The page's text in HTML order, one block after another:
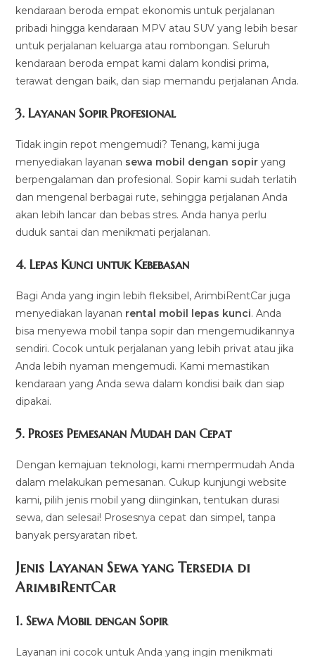
kendaraan beroda empat ekonomis untuk perjalanan
pribadi hingga kendaraan MPV atau SUV yang lebih besar
untuk perjalanan keluarga atau rombongan. Seluruh
kendaraan beroda empat kami dalam kondisi prima,
terawat dengan baik, dan siap memandu perjalanan Anda.
3.Layanan Sopir Profesional
Tidak ingin repot mengemudi? Tenang, kami juga
menyediakan layanan sewa mobil dengan sopir yang
berpengalaman dan profesional. Sopir kami sudah terlatih
dan mengenal berbagai rute, sehingga perjalanan Anda
akan lebih lancar dan bebas stres. Anda hanya perlu
duduk santai dan menikmati perjalanan.
4.Lepas Kunci untuk Kebebasan
Bagi Anda yang ingin lebih fleksibel, ArimbiRentCar juga
menyediakan layanan rental mobil lepas kunci. Anda
bisa menyewa mobil tanpa sopir dan mengemudikannya
sendiri. Cocok untuk perjalanan yang lebih privat atau jika
Anda lebih nyaman mengemudi. Kami memastikan
kendaraan yang Anda sewa dalam kondisi baik dan siap
dipakai.
5.Proses Pemesanan Mudah dan Cepat
Dengan kemajuan teknologi, kami mempermudah Anda
dalam melakukan pemesanan. Cukup kunjungi website
kami, pilih jenis mobil yang diinginkan, tentukan durasi
sewa, dan selesai! Prosesnya cepat dan simpel, tanpa
banyak persyaratan ribet.
Jenis Layanan Sewa yang Tersedia di
ArimbiRentCar
1.Sewa Mobil dengan Sopir
Layanan ini cocok untuk Anda yang ingin menikmati